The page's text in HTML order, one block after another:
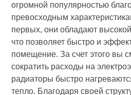
огромной популярностью
превосходным
первых, они обладают
что позволяет быстро и
помещение. За счет этого вы
сократить расходы на
радиаторы быстро
тепло. Благодаря своей